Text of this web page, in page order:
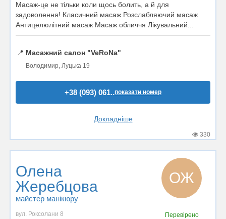
Масаж-це не тільки коли щось болить, а й для
задоволення! Класичний масаж Розслабляючий масаж
Антицелюлітний масаж Масаж обличчя Лікувальний...
📍 Масажний салон "VeRoNa"
Володимир, Луцька 19
+38 (093) 061..показати номер
Докладніше
330
Олена
Жеребцова
майстер манікюру
ОЖ
вул. Роксолани 8
Перевірено